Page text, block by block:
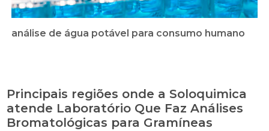
análise de água potável para consumo humano
Principais regiões onde a Soloquimica
atende Laboratório Que Faz Análises
Bromatológicas para Gramíneas